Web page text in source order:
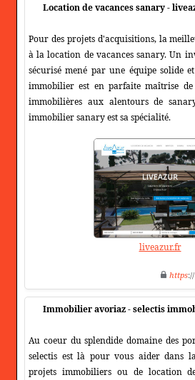
Location de vacances sanary -
Pour des projets d'acquisitions, la
à la location de vacances sanary. Un
sécurisé mené par une équipe solide
immobilier est en parfaite maîtrise
immobilières aux alentours de
immobilier sanary est sa spécialité.
liveazur.fr
https
Immobilier avoriaz - selectis
Au coeur du splendide domaine des
selectis est là pour vous aider dans
projets immobiliers ou de location